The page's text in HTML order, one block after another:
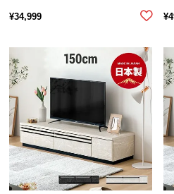
¥34,999 ¥